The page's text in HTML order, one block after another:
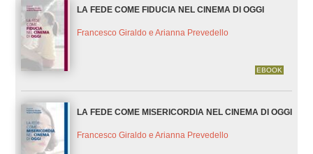
LA FEDE COME FIDUCIA NEL CINEMA DI OGGI
Francesco Giraldo e Arianna Prevedello
EBOOK
LA FEDE COME MISERICORDIA NEL CINEMA DI OGGI
Francesco Giraldo e Arianna Prevedello